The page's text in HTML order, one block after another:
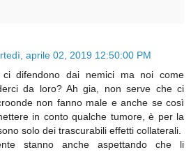
aprile 02, 2019 12:50:00 PM
difendono dai nemici ma noi come
da loro? Ah gia, non serve che ci
non fanno male e anche se così
in conto qualche tumore, è per la
solo dei trascurabili effetti collaterali.
stanno anche aspettando che li